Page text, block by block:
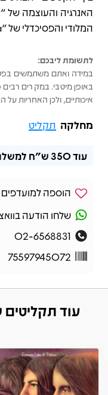
המלודי והפסיכדלי של “The Hut of Baba Yaga”.
לתשומת ליבכם:
במידה ואתם משתמשים
באופן מיטבי. במקרים
איכותיים, ולכן האחריות
מחלקה תקליט
עוד350 ש"ח
הוספה למועדפים
שלחו הודעה
02-6568831
75597945072